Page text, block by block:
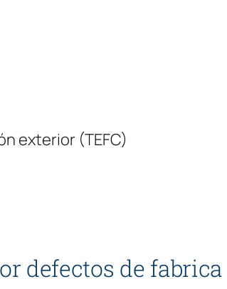
exterior (TEFC)
defectos de fabrica